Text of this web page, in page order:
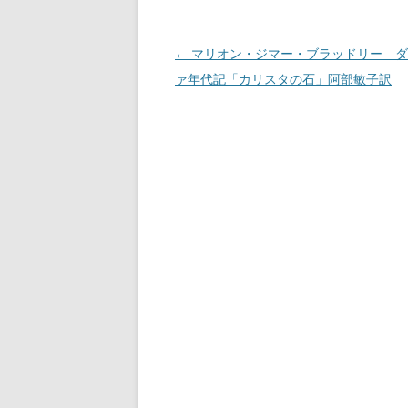
投稿ナビゲーション
← マリオン・ジマー・ブラッドリー
ァ年代記「カリスタの石」阿部敏子訳